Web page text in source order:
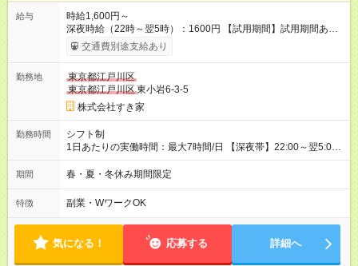
給与
時給1,600円～
深夜時給（22時～翌5時）：1600円 【試用期間】試用期間あり
試用期間の長さ：1ヶ月 雇用形態、給与は本採用時と同じです。
試用期間の実態は30日（※条件変更なし）ですが、切り上げで
同時給）
交通費別途支給あり
勤務地
東京都江戸川区
東京都江戸川区東小岩6-3-5
株式会社すき家
勤務時間
シフト制
1日あたりの実働時間：最大7時間/日 【深夜帯】22:00～翌5:00
週2日～・1日2h～OK◎ ※22:00から翌5:00までは18歳以上の方
のみ勤務可能です（18歳未満の深夜業務禁止のため） ★深夜で
す。 必ず、2名以上での勤務を行いますので、安心して働けま
す。
期間 春・夏・冬休み期間限定
特徴 副業・WワークOK
気になる！ 応募する 詳細へ